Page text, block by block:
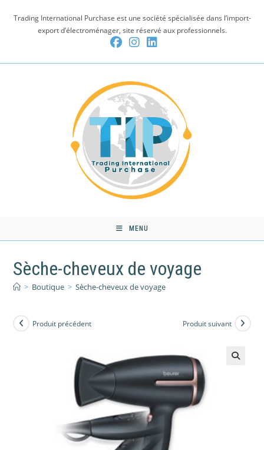
Trading International Purchase est une société spécialisée dans l’import-
export d’électroménager, site réservé aux professionnels.
MENU
Sèche-cheveux de voyage
> Boutique > Sèche-cheveux de voyage
Produit précédent Produit suivant